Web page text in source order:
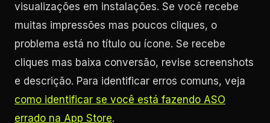
visualizações em instalações. Se você recebe
muitas impressões mas poucos cliques, o
problema está no título ou ícone. Se recebe
cliques mas baixa conversão, revise screenshots
e descrição. Para identificar erros comuns, veja
como identificar se você está fazendo ASO
errado na App Store.